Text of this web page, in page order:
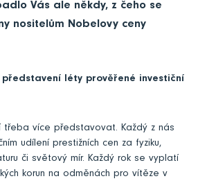
Vás ale někdy, z čeho se
nositelům Nobelovy ceny
léty prověřené investiční
třeba více představovat. Každý z nás
udílení prestižních cen za fyziku,
či světový mír. Každý rok se vyplatí
korun na odměnách pro vítěze v